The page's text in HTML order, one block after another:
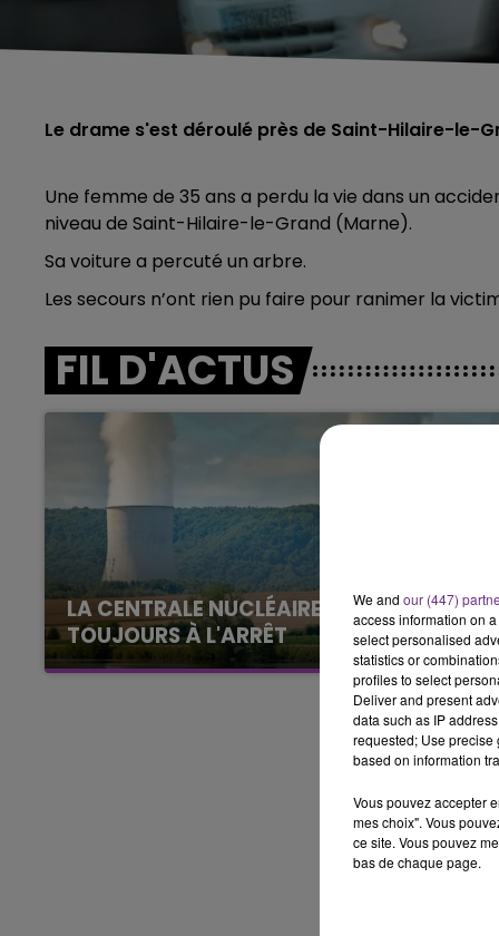
Le drame s'est déroulé près de Saint-Hilaire-le-
Une femme de 35 ans a perdu la vie dans un
niveau de Saint-Hilaire-le-Grand (Marne).
Sa voiture a percuté un arbre.
Les secours n’ont rien pu faire pour ranimer la
FIL D'ACTUS
LA CENTRALE NUCLÉAIRE DE CHOOZ
TOUJOURS À L'ARRÊT
Cela fait déjà une semaine que la centrale
nucléaire ardennaise est à l'arrêt. Une situation
justifiée par la sécheresse intense qui est
We and our (447)
access information on
select personalised
statistics or
profiles to select
Deliver and present
data such as IP
requested; Use precise
based on information
Vous pouvez accepter
mes choix". Vous
ce site. Vous pouvez
bas de chaque page.